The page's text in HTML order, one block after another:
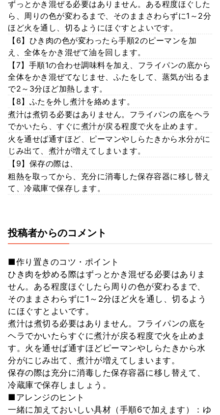
ずっとかき混ぜる必要はありません。ある程度ほぐした
ら、周りの色が変わるまで、そのままさわらずに1～2分
ほど火を通し、切るようにほぐすとよいです。
【6】ひき肉の色が変わったら手順2のピーマンを加
え、全体をかき混ぜて油を回します。
【7】手順1の合わせ調味料を加え、フライパンの底から
全体をかき混ぜてなじませ、ふたをして、蒸気が出るま
で2～3分ほど加熱します。
【8】ふたを外し煮汁を絡めます。
煮汁は煮切る必要はありません。フライパンの底をヘラ
でかいたら、すぐに煮汁が戻る程度で火を止めます。
火を通せば通すほど、ピーマンやしらたきから水分がに
じみ出て、煮汁が増えてしまいます。
【9】保存の際は、
粗熱を取ってから、充分に消毒した保存容器に移し替え
て、冷蔵庫で保存します。
投稿者からのコメント
■作り置きのコツ・ポイント
ひき肉を炒める際はずっとかき混ぜる必要はありま
せん。ある程度ほぐしたら周りの色が変わるまで、
そのままさわらずに1～2分ほど火を通し、切るよう
にほぐすとよいです。
煮汁は煮切る必要はありません。フライパンの底を
ヘラでかいたらすぐに煮汁が戻る程度で火を止めま
す。火を通せば通すほどピーマンやしらたきから水
分がにじみ出て、煮汁が増えてしまいます。
保存の際は充分に消毒した保存容器に移し替えて、
冷蔵庫で保存しましょう。
■アレンジのヒント
一緒に加えておいしい具材（手順6で加えます）：ゆ